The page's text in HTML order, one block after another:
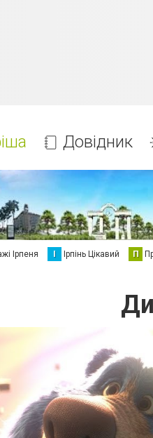
Довідник
Ірпеня І Ірпінь Цікавий П